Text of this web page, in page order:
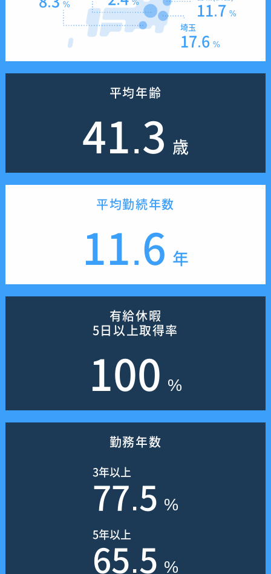
11.7 %
埼玉
17.6 %
%
平均年齢
41.3 歳
平均勤続年数
11.6 年
有給休暇
5日以上取得率
100 %
勤務年数
3年以上
77.5 %
5年以上
65.5 %